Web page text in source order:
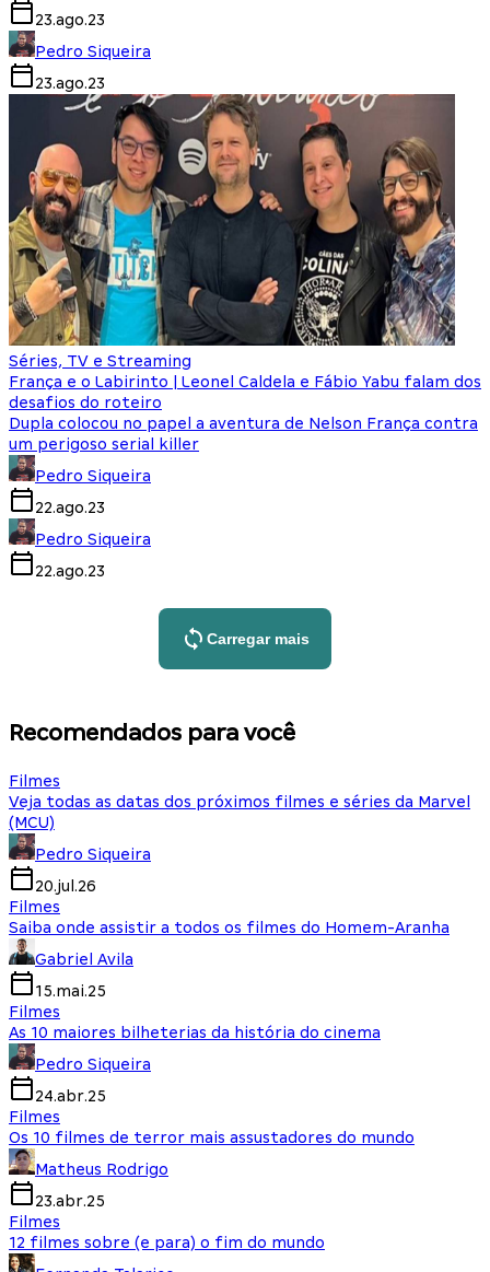
23.ago.23
Pedro Siqueira
23.ago.23
Séries, TV e Streaming
França e o Labirinto | Leonel Caldela e Fábio Yabu falam dos
desafios do roteiro
Dupla colocou no papel a aventura de Nelson França contra
um perigoso serial killer
Pedro Siqueira
22.ago.23
Pedro Siqueira
22.ago.23
Carregar mais
Recomendados para você
Filmes
Veja todas as datas dos próximos filmes e séries da Marvel
(MCU)
Pedro Siqueira
20.jul.26
Filmes
Saiba onde assistir a todos os filmes do Homem-Aranha
Gabriel Avila
15.mai.25
Filmes
As 10 maiores bilheterias da história do cinema
Pedro Siqueira
24.abr.25
Filmes
Os 10 filmes de terror mais assustadores do mundo
Matheus Rodrigo
23.abr.25
Filmes
12 filmes sobre (e para) o fim do mundo